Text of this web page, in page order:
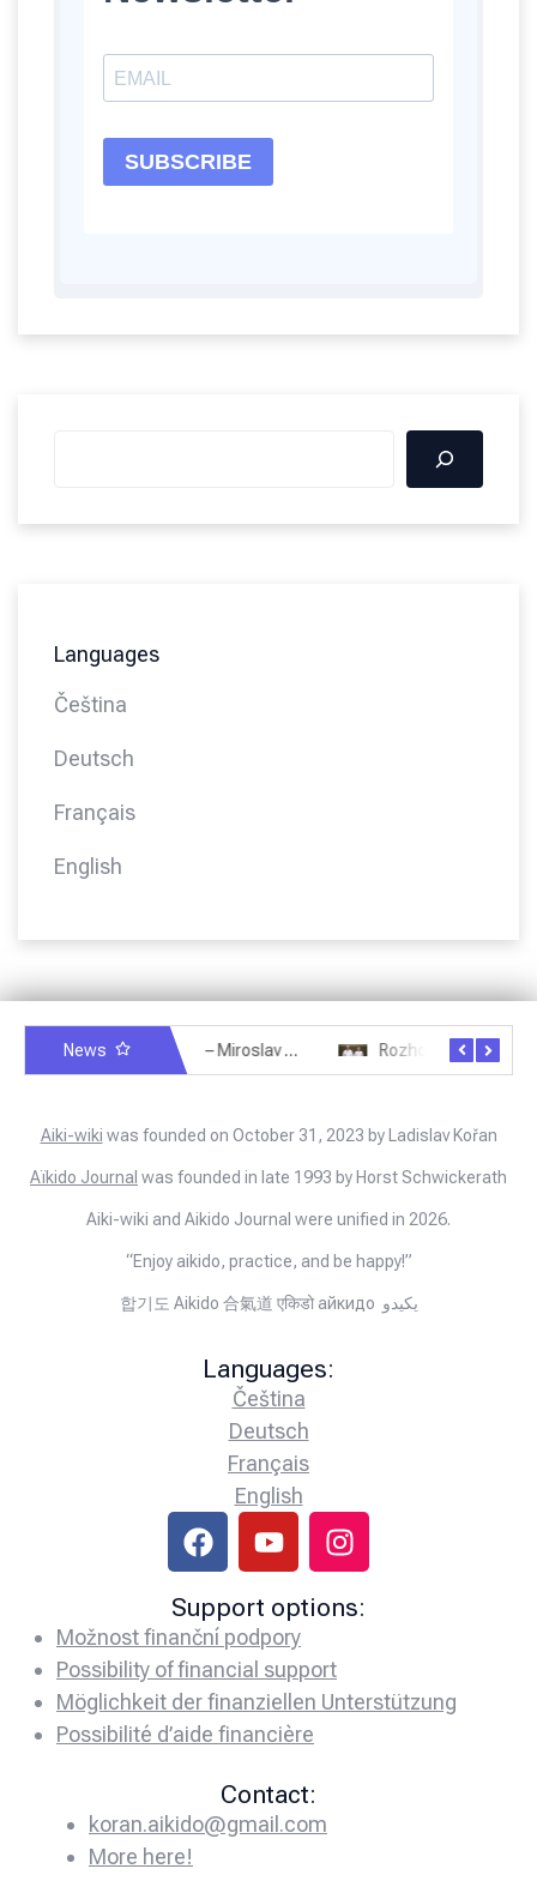
Languages
Čeština
Deutsch
Français
English
News Rozhovor – Joël Roche – 12.4.2025 – Praha, Karlín
Aiki-wiki was founded on October 31, 2023 by Ladislav Kořan
Aïkido Journal was founded in late 1993 by Horst Schwickerath
Aiki-wiki and Aikido Journal were unified in 2026.
“Enjoy aikido, practice, and be happy!”
합기도 Aikido 合氣道 एकिडो айкидо يكيدو
Languages:
Čeština
Deutsch
Français
English
Support options:
Možnost finanční podpory
Possibility of financial support
Möglichkeit der finanziellen Unterstützung
Possibilité d’aide financière
Contact:
koran.aikido@gmail.com
More here!